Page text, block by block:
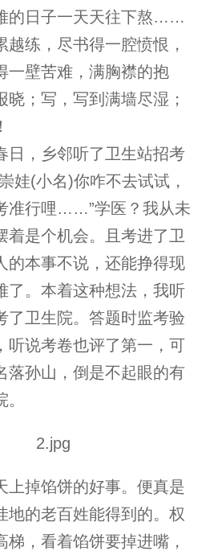
的日子一天天往下熬……
越练，尽书得一腔愤恨，
一壁苦难，满胸襟的抱
；写，写到满墙尽湿；
日，乡邻听了卫生站招考
娃(小名)你咋不去试试，
准行哩……”学医？我从未
着是个机会。且考进了卫
的本事不说，还能挣得现
了。本着这种想法，我听
了卫生院。答题时监考验
听说考卷也评了第一，可
落孙山，倒是不起眼的有
上掉馅饼的好事。便真是
地的老百姓能得到的。权
，看着馅饼要掉进嘴，